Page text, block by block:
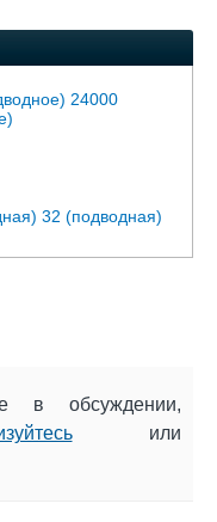
24000
32 (подводная)
в обсуждении,
или